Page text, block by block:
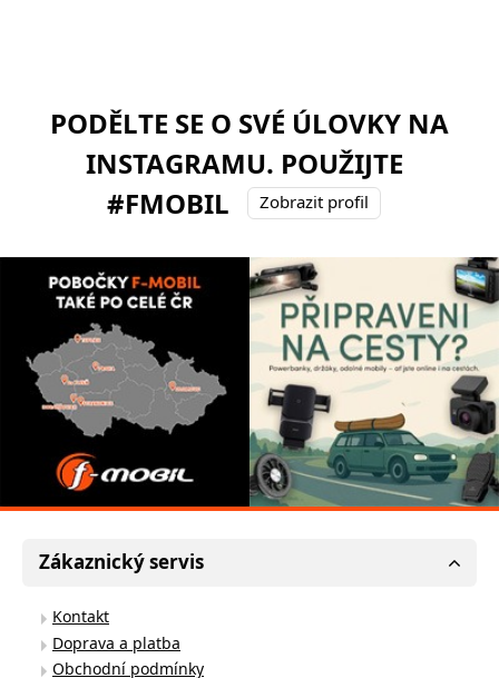
PODĚLTE SE O SVÉ ÚLOVKY NA
INSTAGRAMU. POUŽIJTE
#FMOBIL
Zobrazit profil
Zákaznický servis
Kontakt
Doprava a platba
Obchodní podmínky